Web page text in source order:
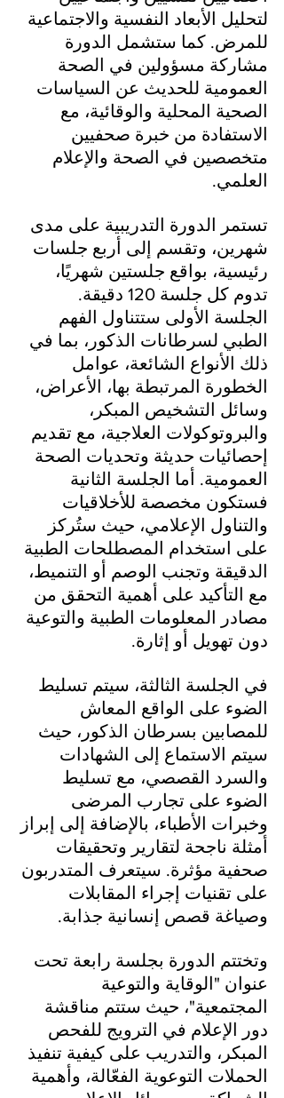
لتحليل الأبعاد النفسية والاجتماعية
للمرض. كما ستشمل الدورة
مشاركة مسؤولين في الصحة
العمومية للحديث عن السياسات
الصحية المحلية والوقائية، مع
الاستفادة من خبرة صحفيين
متخصصين في الصحة والإعلام
العلمي.
تستمر الدورة التدريبية على مدى
شهرين، وتقسم إلى أربع جلسات
رئيسية، بواقع جلستين شهريًا،
تدوم كل جلسة 120 دقيقة.
الجلسة الأولى ستتناول الفهم
الطبي لسرطانات الذكور، بما في
ذلك الأنواع الشائعة، عوامل
الخطورة المرتبطة بها، الأعراض،
وسائل التشخيص المبكر،
والبروتوكولات العلاجية، مع تقديم
إحصائيات حديثة وتحديات الصحة
العمومية. أما الجلسة الثانية
فستكون مخصصة للأخلاقيات
والتناول الإعلامي، حيث ستُركز
على استخدام المصطلحات الطبية
الدقيقة وتجنب الوصم أو التنميط،
مع التأكيد على أهمية التحقق من
مصادر المعلومات الطبية والتوعية
دون تهويل أو إثارة.
في الجلسة الثالثة، سيتم تسليط
الضوء على الواقع المعاش
للمصابين بسرطان الذكور، حيث
سيتم الاستماع إلى الشهادات
والسرد القصصي، مع تسليط
الضوء على تجارب المرضى
وخبرات الأطباء، بالإضافة إلى إبراز
أمثلة ناجحة لتقارير وتحقيقات
صحفية مؤثرة. سيتعرف المتدربون
على تقنيات إجراء المقابلات
وصياغة قصص إنسانية جذابة.
وتختتم الدورة بجلسة رابعة تحت
عنوان "الوقاية والتوعية
المجتمعية"، حيث ستتم مناقشة
دور الإعلام في الترويج للفحص
المبكر، والتدريب على كيفية تنفيذ
الحملات التوعوية الفعّالة، وأهمية